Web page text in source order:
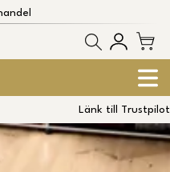
Länk till Trustpilot